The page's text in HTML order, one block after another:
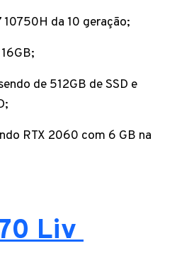
10750H da 10 geração;
de 512GB de SSD e
RTX 2060 com 6 GB na
Liv